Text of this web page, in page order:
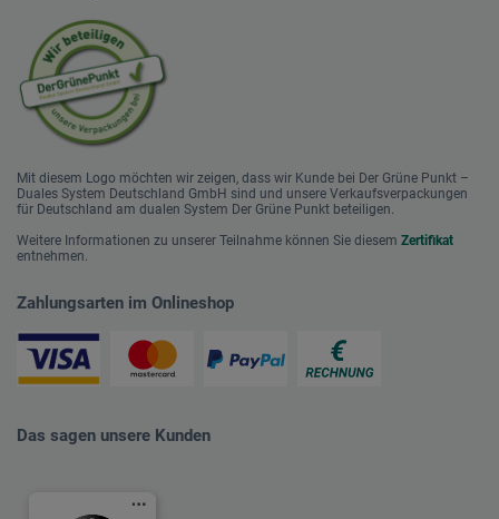
Mit diesem Logo möchten wir zeigen, dass wir Kunde bei Der Grüne Punkt –
Duales System Deutschland GmbH sind und unsere Verkaufsverpackungen
für Deutschland am dualen System Der Grüne Punkt beteiligen.
Weitere Informationen zu unserer Teilnahme können Sie diesem Zertifikat
entnehmen.
Zahlungsarten im Onlineshop
Das sagen unsere Kunden